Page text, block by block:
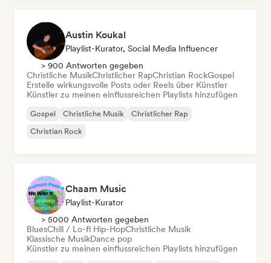
Austin Koukal
Playlist-Kurator, Social Media Influencer
> 900 Antworten gegeben
Christliche MusikChristlicher RapChristian RockGospel
Erstelle wirkungsvolle Posts oder Reels über Künstler
Künstler zu meinen einflussreichen Playlists hinzufügen
Gospel Christliche Musik
Christlicher Rap
Christian Rock
Chaam Music
Playlist-Kurator
> 5000 Antworten gegeben
BluesChill / Lo-fi Hip-HopChristliche Musik
Klassische MusikDance pop
Künstler zu meinen einflussreichen Playlists hinzufügen